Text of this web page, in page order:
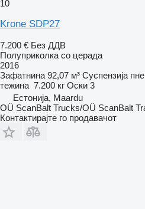
10
Krone SDP27
7.200 € Без ДДВ
Полуприколка со церада
2016
Зафатнина 92,07 м³ Суспензија
тежина 7.200 кг Оски 3
Естонија, Maardu
OÜ ScanBalt Trucks/OÜ ScanBalt
Контактирајте го продавачот